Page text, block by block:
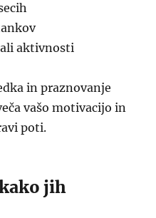
ali aktivnosti
in praznovanje
vašo motivacijo in
poti.
jih